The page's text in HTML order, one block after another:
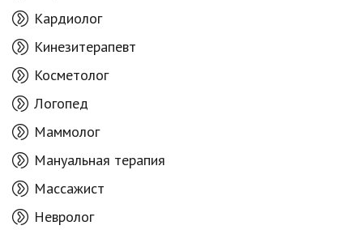
Кардиолог
Кинезитерапевт
Косметолог
Логопед
Маммолог
Мануальная терапия
Массажист
Невролог